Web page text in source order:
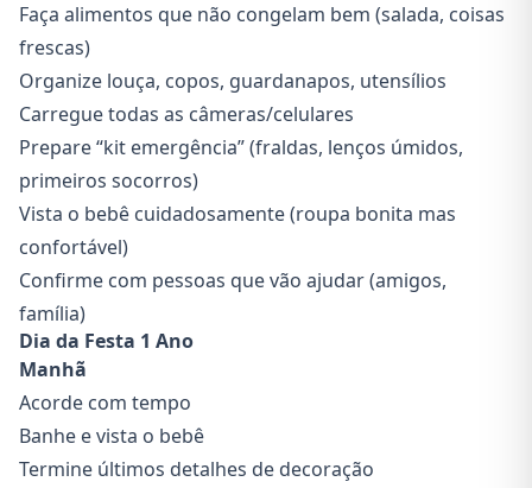
Faça alimentos que não congelam bem (salada, coisas
frescas)
Organize louça, copos, guardanapos, utensílios
Carregue todas as câmeras/celulares
Prepare “kit emergência” (fraldas, lenços úmidos,
primeiros socorros)
Vista o bebê cuidadosamente (roupa bonita mas
confortável)
Confirme com pessoas que vão ajudar (amigos,
família)
Dia da Festa 1 Ano
Manhã
Acorde com tempo
Banhe e vista o bebê
Termine últimos detalhes de decoração